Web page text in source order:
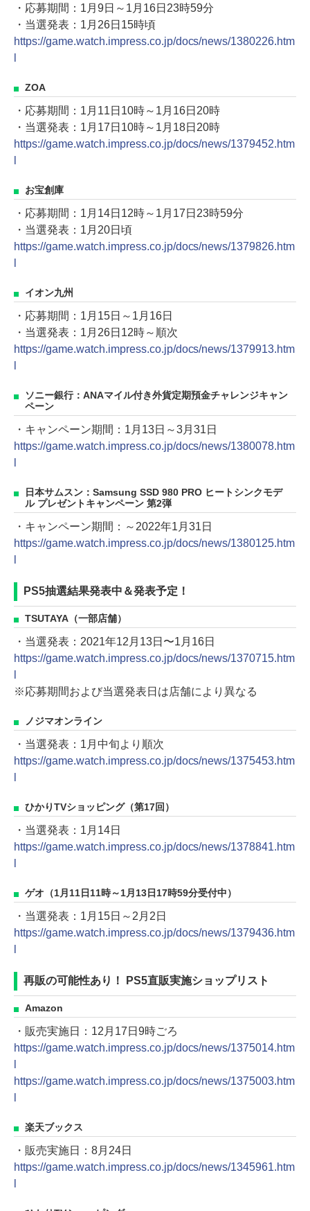
・応募期間：1月9日～1月16日23時59分
・当選発表：1月26日15時頃
https://game.watch.impress.co.jp/docs/news/1380226.htm
ZOA
・応募期間：1月11日10時～1月16日20時
・当選発表：1月17日10時～1月18日20時
https://game.watch.impress.co.jp/docs/news/1379452.htm
お宝創庫
・応募期間：1月14日12時～1月17日23時59分
・当選発表：1月20日頃
https://game.watch.impress.co.jp/docs/news/1379826.htm
イオン九州
・応募期間：1月15日～1月16日
・当選発表：1月26日12時～順次
https://game.watch.impress.co.jp/docs/news/1379913.htm
ソニー銀行：ANAマイル付き外貨定期預金チャレンジキャン
ペーン
・キャンペーン期間：1月13日～3月31日
https://game.watch.impress.co.jp/docs/news/1380078.htm
日本サムスン：Samsung SSD 980 PRO ヒートシンクモデ
ル プレゼントキャンペーン 第2弾
・キャンペーン期間：～2022年1月31日
https://game.watch.impress.co.jp/docs/news/1380125.htm
PS5抽選結果発表中＆発表予定！
TSUTAYA（一部店舗）
・当選発表：2021年12月13日〜1月16日
https://game.watch.impress.co.jp/docs/news/1370715.htm
※応募期間および当選発表日は店舗により異なる
ノジマオンライン
・当選発表：1月中旬より順次
https://game.watch.impress.co.jp/docs/news/1375453.htm
ひかりTVショッピング（第17回）
・当選発表：1月14日
https://game.watch.impress.co.jp/docs/news/1378841.htm
ゲオ（1月11日11時～1月13日17時59分受付中）
・当選発表：1月15日～2月2日
https://game.watch.impress.co.jp/docs/news/1379436.htm
再販の可能性あり！ PS5直販実施ショップリスト
Amazon
・販売実施日：12月17日9時ごろ
https://game.watch.impress.co.jp/docs/news/1375014.htm
https://game.watch.impress.co.jp/docs/news/1375003.htm
楽天ブックス
・販売実施日：8月24日
https://game.watch.impress.co.jp/docs/news/1345961.htm